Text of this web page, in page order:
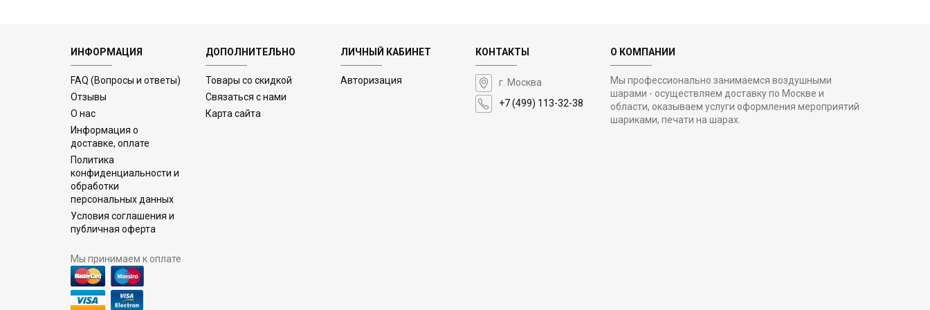
ИНФОРМАЦИЯ
FAQ (Вопросы и ответы)
Отзывы
О нас
Информация о
доставке, оплате
Политика
конфиденциальности и
обработки
персональных данных
Условия соглашения и
публичная оферта
Мы принимаем к оплате
ДОПОЛНИТЕЛЬНО
Товары со скидкой
Связаться с нами
Карта сайта
ЛИЧНЫЙ КАБИНЕТ
Авторизация
КОНТАКТЫ
г. Москва
+7 (499) 113-32-38
О КОМПАНИИ
Мы профессионально занимаемся воздушными
шарами - осуществляем доставку по Москве и
области, оказываем услуги оформления мероприятий
шариками, печати на шарах.